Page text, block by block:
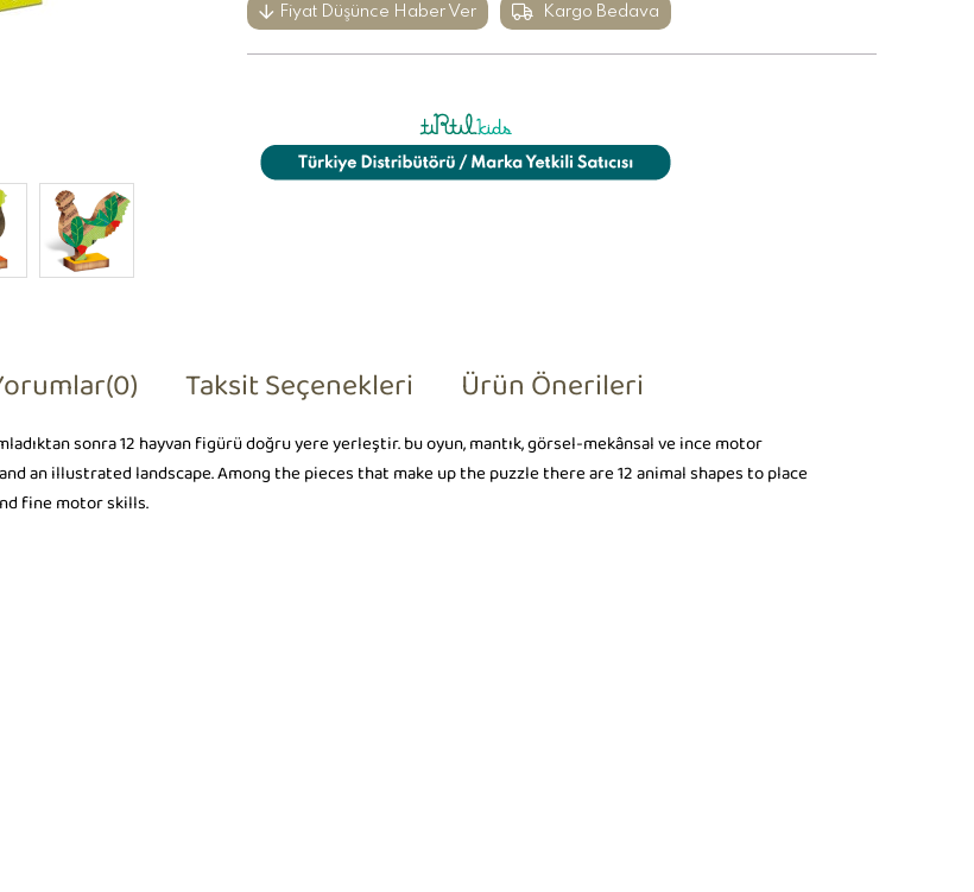
Fiyat Düşünce Haber Ver Kargo Bedava
(0) Taksit Seçenekleri Ürün Önerileri
sonra 12 hayvan figürü doğru yere yerleştir. bu oyun, mantık, görsel-mekânsal ve ince motor
an illustrated landscape. Among the pieces that make up the puzzle there are 12 animal shapes to place
fine motor skills.